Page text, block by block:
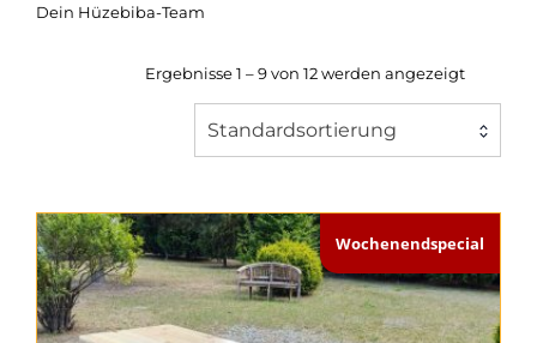
Dein Hüzebiba-Team
Ergebnisse 1 – 9 von 12 werden angezeigt
Standardsortierung
Wochenendspecial